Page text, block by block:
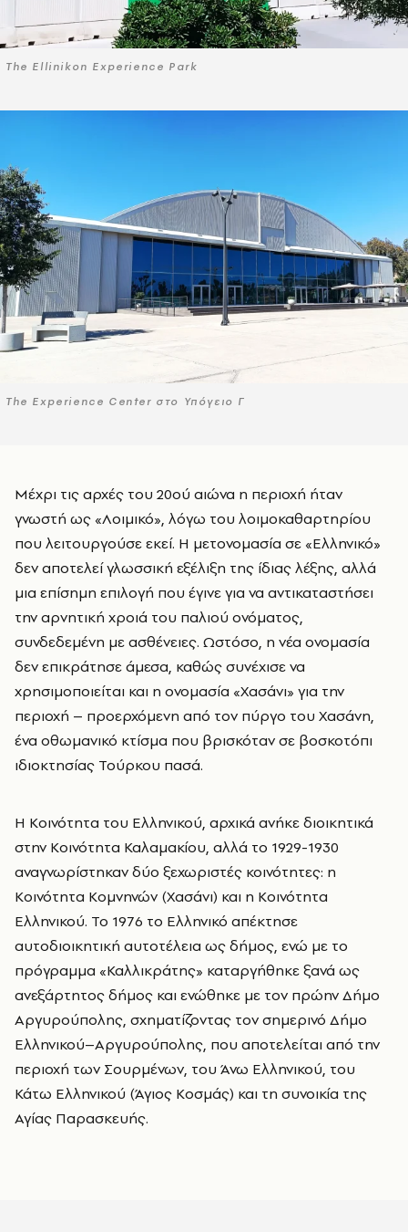
Τhe Ellinikon Experience Park
Τhe Experience Center στο Υπόγειο Γ
Μέχρι τις αρχές του 20ού αιώνα η περιοχή ήταν
γνωστή ως «Λοιμικό», λόγω του λοιμοκαθαρτηρίου
που λειτουργούσε εκεί. Η μετονομασία σε «Ελληνικό»
δεν αποτελεί γλωσσική εξέλιξη της ίδιας λέξης, αλλά
μια επίσημη επιλογή που έγινε για να αντικαταστήσει
την αρνητική χροιά του παλιού ονόματος,
συνδεδεμένη με ασθένειες. Ωστόσο, η νέα ονομασία
δεν επικράτησε άμεσα, καθώς συνέχισε να
χρησιμοποιείται και η ονομασία «Χασάνι» για την
περιοχή – προερχόμενη από τον πύργο του Χασάνη,
ένα οθωμανικό κτίσμα που βρισκόταν σε βοσκοτόπι
ιδιοκτησίας Τούρκου πασά.
Η Κοινότητα του Ελληνικού, αρχικά ανήκε διοικητικά
στην Κοινότητα Καλαμακίου, αλλά το 1929-1930
αναγνωρίστηκαν δύο ξεχωριστές κοινότητες: η
Κοινότητα Κομνηνών (Χασάνι) και η Κοινότητα
Ελληνικού. Το 1976 το Ελληνικό απέκτησε
αυτοδιοικητική αυτοτέλεια ως δήμος, ενώ με το
πρόγραμμα «Καλλικράτης» καταργήθηκε ξανά ως
ανεξάρτητος δήμος και ενώθηκε με τον πρώην Δήμο
Αργυρούπολης, σχηματίζοντας τον σημερινό Δήμο
Ελληνικού–Αργυρούπολης, που αποτελείται από την
περιοχή των Σουρμένων, του Άνω Ελληνικού, του
Κάτω Ελληνικού (Άγιος Κοσμάς) και τη συνοικία της
Αγίας Παρασκευής.